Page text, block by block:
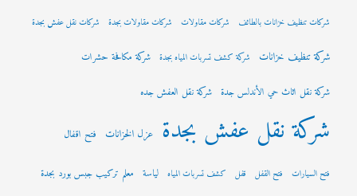
شركات تنظيف خزانات بالطائف شركات مقاولات شركات مقاولات بجدة شركات نقل عفش بجدة
شركة تنظيف خزانات شركة كشف تسربات المياه بجدة شركة مكافحة حشرات
شركة نقل اثاث حي الأندلس جدة شركة نقل العفش جده
شركة نقل عفش بجدة عزل الخزانات فتح اقفال
فتح السيارات فتح القفل قفل كشف تسربات المياه لياسة معلم تركيب جبس بورد بجدة